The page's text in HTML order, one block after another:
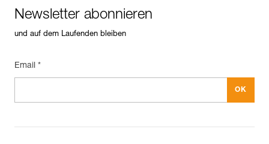
Newsletter abonnieren
und auf dem Laufenden bleiben
Email *